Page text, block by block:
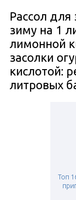
Рассол для
зиму на 1
лимонной
засолки
кислотой:
литровых
Топ